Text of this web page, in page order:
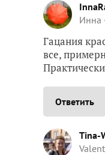
Инна
Гацания
все,
Ответить
Tina-